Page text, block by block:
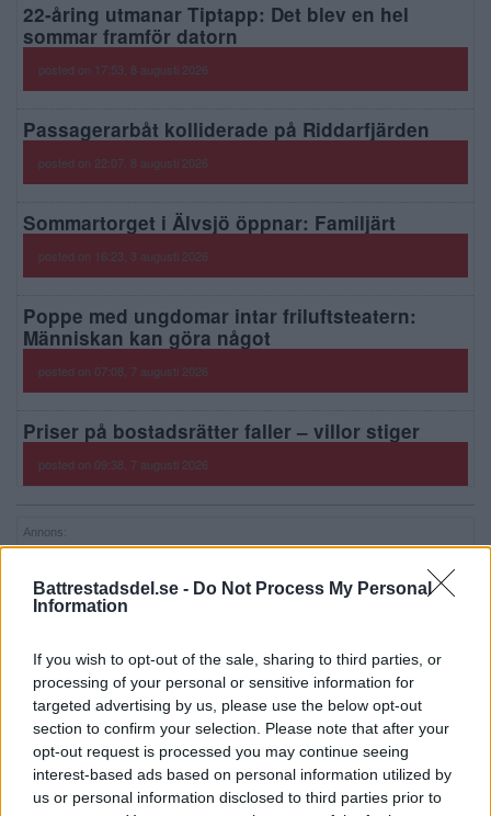
Battrestadsdel.se - Do Not Process My Personal
Information
If you wish to opt-out of the sale, sharing to third parties, or
processing of your personal or sensitive information for
targeted advertising by us, please use the below opt-out
section to confirm your selection. Please note that after your
opt-out request is processed you may continue seeing
interest-based ads based on personal information utilized by
us or personal information disclosed to third parties prior to
22-åring utmanar Tiptapp: Det blev en hel
sommar framför datorn
posted on 17:53, 8 augusti 2026
Passagerarbåt kolliderade på Riddarfjärden
posted on 22:07, 8 augusti 2026
Sommartorget i Älvsjö öppnar: Familjärt
posted on 16:23, 3 augusti 2026
Poppe med ungdomar intar friluftsteatern:
Människan kan göra något
posted on 07:08, 7 augusti 2026
Priser på bostadsrätter faller – villor stiger
posted on 09:38, 7 augusti 2026
Annons:
Annons:
Annons:
Annons: